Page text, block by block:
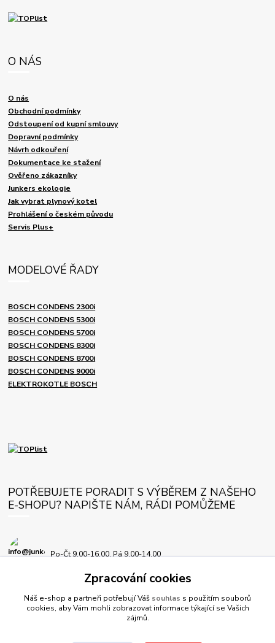
O NÁS
O nás
Obchodní podmínky
Odstoupení od kupní smlouvy
Dopravní podmínky
Návrh odkouření
Dokumentace ke stažení
Ověřeno zákazníky
Junkers ekologie
Jak vybrat plynový kotel
Prohlášení o českém původu
Servis Plus+
MODELOVÉ ŘADY
BOSCH CONDENS 2300i
BOSCH CONDENS 5300i
BOSCH CONDENS 5700i
BOSCH CONDENS 8300i
BOSCH CONDENS 8700i
BOSCH CONDENS 9000i
ELEKTROKOTLE BOSCH
POTŘEBUJETE PORADIT S VÝBĚREM Z NAŠEHO
E-SHOPU? NAPIŠTE NÁM, RÁDI POMŮŽEME
Po-Čt 9.00-16.00, Pá 9.00-14.00
Zpracování cookies
Náš e-shop a partneři potřebují Váš souhlas s použitím souborů
cookies, aby Vám mohli zobrazovat informace týkající se Vašich
zájmů.